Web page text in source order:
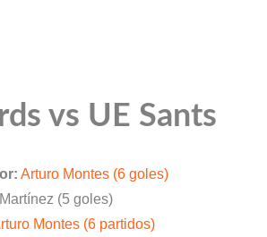
vs UE Sants
Arturo Montes (6 goles)
Martínez (5 goles)
Montes (6 partidos)